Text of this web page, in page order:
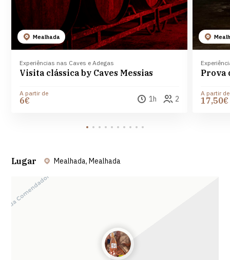
Mealhada
Experiências nas Caves e Adegas
Visita clássica by Caves Messias
A partir de
6€ 1h 2
Prova
A partir de
17,50€
Lugar Mealhada, Mealhada